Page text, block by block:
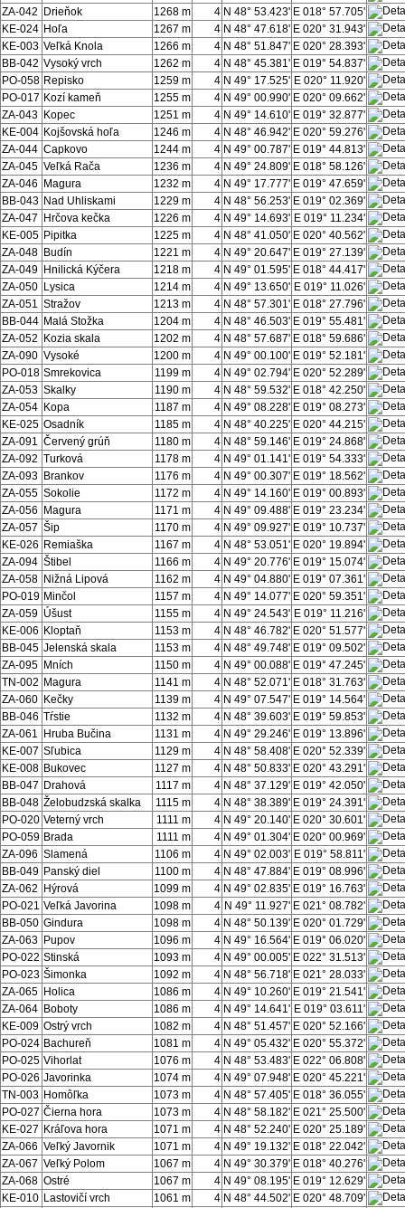
ZA-042
Drieňok 1268 m 4 N 48° 53.423' E 018° 57.705'
KE-024 Hoľa 1267 m 4 N 48° 47.618' E 020° 31.943'
KE-003 Veľká Knola 1266 m 4 N 48° 51.847' E 020° 28.393'
BB-042 Vysoký vrch 1262 m 4 N 48° 45.381' E 019° 54.837'
PO-058 Repisko 1259 m 4 N 49° 17.525' E 020° 11.920'
PO-017 Kozí kameň 1255 m 4 N 49° 00.990' E 020° 09.662'
ZA-043 Kopec 1251 m 4 N 49° 14.610' E 019° 32.877'
KE-004 Kojšovská hoľa 1246 m 4 N 48° 46.942' E 020° 59.276'
ZA-044 Capkovo 1244 m 4 N 49° 00.787' E 019° 44.813'
ZA-045 Veľká Rača 1236 m 4 N 49° 24.809' E 018° 58.126'
ZA-046
Magura 1232 m 4 N 49° 17.777' E 019° 47.659'
BB-043 Nad Uhliskami 1229 m 4 N 48° 56.253' E 019° 02.369'
ZA-047
Hrčova kečka 1226 m 4 N 49° 14.693' E 019° 11.234'
KE-005 Pipitka 1225 m 4 N 48° 41.050' E 020° 40.562'
ZA-048 Budín 1221 m 4 N 49° 20.647' E 019° 27.139'
ZA-049 Hnilická Kýčera 1218 m 4 N 49° 01.595' E 018° 44.417'
ZA-050 Lysica 1214 m 4 N 49° 13.650' E 019° 11.026'
ZA-051 Stražov 1213 m 4 N 48° 57.301' E 018° 27.796'
BB-044 Malá Stožka 1204 m 4 N 48° 46.503' E 019° 55.481'
ZA-052
Kozia skala 1202 m 4 N 48° 57.687' E 018° 59.686'
ZA-090 Vysoké 1200 m 4 N 49° 00.100' E 019° 52.181'
PO-018 Smrekovica 1199 m 4 N 49° 02.794' E 020° 52.289'
ZA-053 Skalky 1190 m 4 N 48° 59.532' E 018° 42.250'
ZA-054 Kopa 1187 m 4 N 49° 08.228' E 019° 08.273'
KE-025 Osadník 1185 m 4 N 48° 40.225' E 020° 44.215'
ZA-091 Červený grúň 1180 m 4 N 48° 59.146' E 019° 24.868'
ZA-092 Turková 1178 m 4 N 49° 01.141' E 019° 54.333'
ZA-093 Brankov 1176 m 4 N 49° 00.307' E 019° 18.562'
ZA-055 Sokolie 1172 m 4 N 49° 14.160' E 019° 00.893'
ZA-056
Magura 1171 m 4 N 49° 09.488' E 019° 23.234'
ZA-057 Šip 1170 m 4 N 49° 09.927' E 019° 10.737'
KE-026 Remiaška 1167 m 4 N 48° 53.051' E 020° 19.894'
ZA-094 Štibel 1166 m 4 N 49° 20.776' E 019° 15.074'
ZA-058 Nižná Lipová 1162 m 4 N 49° 04.880' E 019° 07.361'
PO-019 Minčol 1157 m 4 N 49° 14.077' E 020° 59.351'
ZA-059 Úšust 1155 m 4 N 49° 24.543' E 019° 11.216'
KE-006 Kloptaň 1153 m 4 N 48° 46.782' E 020° 51.577'
BB-045 Jelenská skala 1153 m 4 N 48° 49.748' E 019° 09.502'
ZA-095 Mních 1150 m 4 N 49° 00.088' E 019° 47.245'
TN-002 Magura 1141 m 4 N 48° 52.071' E 018° 31.763'
ZA-060 Kečky 1139 m 4 N 49° 07.547' E 019° 14.564'
BB-046 Tŕstie 1132 m 4 N 48° 39.603' E 019° 59.853'
ZA-061
Hruba Bučina 1131 m 4 N 49° 29.246' E 019° 13.896'
KE-007 Sľubica 1129 m 4 N 48° 58.408' E 020° 52.339'
KE-008 Bukovec 1127 m 4 N 48° 50.833' E 020° 43.291'
BB-047 Drahová 1117 m 4 N 48° 37.129' E 019° 42.050'
BB-048 Želobudzská skalka 1115 m 4 N 48° 38.389' E 019° 24.391'
PO-020 Veterný vrch 1111 m 4 N 49° 20.140' E 020° 30.601'
PO-059 Brada 1111 m 4 N 49° 01.304' E 020° 00.969'
ZA-096 Slamená 1106 m 4 N 49° 02.003' E 019° 58.811'
BB-049 Panský diel 1100 m 4 N 48° 47.884' E 019° 08.996'
ZA-062
Hýrová 1099 m 4 N 49° 02.835' E 019° 16.763'
PO-021 Veľká Javorina 1098 m 4 N 49° 11.927' E 021° 08.782'
BB-050 Gindura 1098 m 4 N 48° 50.139' E 020° 01.729'
ZA-063 Pupov 1096 m 4 N 49° 16.564' E 019° 06.020'
PO-022 Stinská 1093 m 4 N 49° 00.005' E 022° 31.513'
PO-023 Šimonka 1092 m 4 N 48° 56.718' E 021° 28.033'
ZA-065 Holica 1086 m 4 N 49° 10.260' E 019° 21.541'
ZA-064 Boboty 1086 m 4 N 49° 14.641' E 019° 03.611'
KE-009 Ostrý vrch 1082 m 4 N 48° 51.457' E 020° 52.166'
PO-024 Bachureň 1081 m 4 N 49° 05.432' E 020° 55.372'
PO-025 Vihorlat 1076 m 4 N 48° 53.483' E 022° 06.808'
PO-026 Javorinka 1074 m 4 N 49° 07.948' E 020° 45.221'
TN-003 Homôľka 1073 m 4 N 48° 57.405' E 018° 36.055'
PO-027 Čierna hora 1073 m 4 N 48° 58.182' E 021° 25.500'
KE-027 Kráľova hora 1071 m 4 N 48° 52.240' E 020° 25.189'
ZA-066 Veľký Javornik 1071 m 4 N 49° 19.132' E 018° 22.042'
ZA-067 Veľký Polom 1067 m 4 N 49° 30.379' E 018° 40.276'
ZA-068 Ostré 1067 m 4 N 49° 08.195' E 019° 12.629'
KE-010 Lastovičí vrch 1061 m 4 N 48° 44.502' E 020° 48.709'